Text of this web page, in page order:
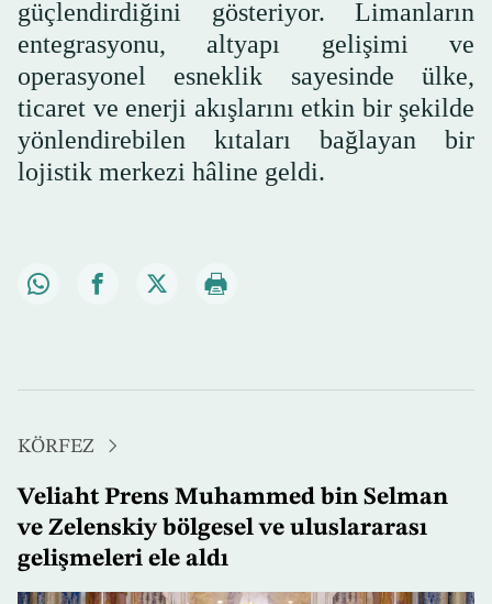
güçlendirdiğini gösteriyor. Limanların
entegrasyonu, altyapı gelişimi ve
operasyonel esneklik sayesinde ülke,
ticaret ve enerji akışlarını etkin bir şekilde
yönlendirebilen kıtaları bağlayan bir
lojistik merkezi hâline geldi.
KÖRFEZ
Veliaht Prens Muhammed bin Selman
ve Zelenskiy bölgesel ve uluslararası
gelişmeleri ele aldı